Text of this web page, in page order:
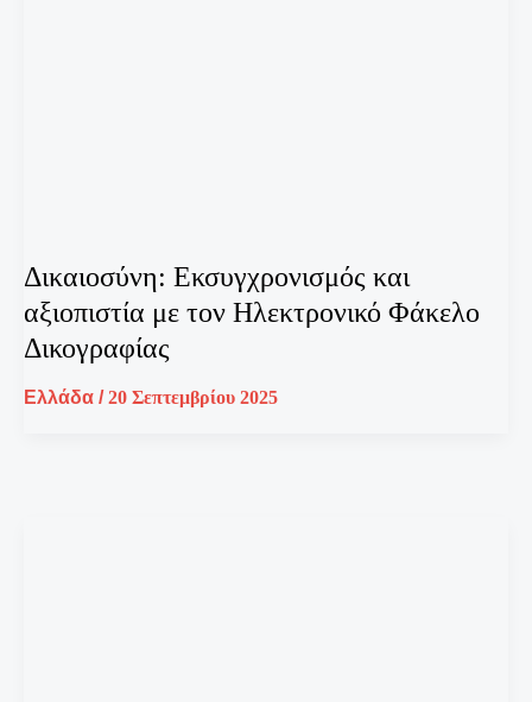
Δικαιοσύνη: Εκσυγχρονισμός και
αξιοπιστία με τον Ηλεκτρονικό Φάκελο
Δικογραφίας
Ελλάδα /20 Σεπτεμβρίου 2025